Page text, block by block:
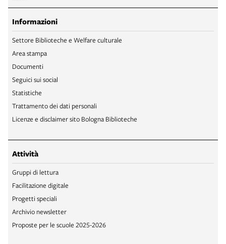
Informazioni
Settore Biblioteche e Welfare culturale
Area stampa
Documenti
Seguici sui social
Statistiche
Trattamento dei dati personali
Licenze e disclaimer sito Bologna Biblioteche
Attività
Gruppi di lettura
Facilitazione digitale
Progetti speciali
Archivio newsletter
Proposte per le scuole 2025-2026